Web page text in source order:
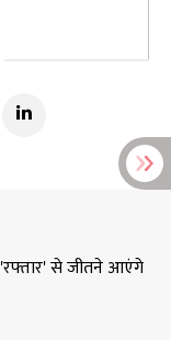
'रफ्तार' से जीतने आएंगे